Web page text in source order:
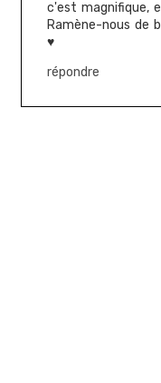
c'est magnifique,
Ramène-nous de
♥
répondre